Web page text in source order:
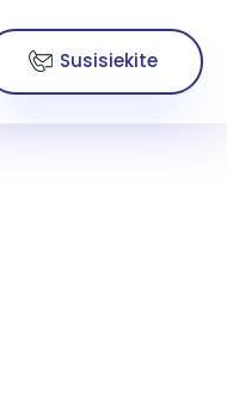
Susisiekite